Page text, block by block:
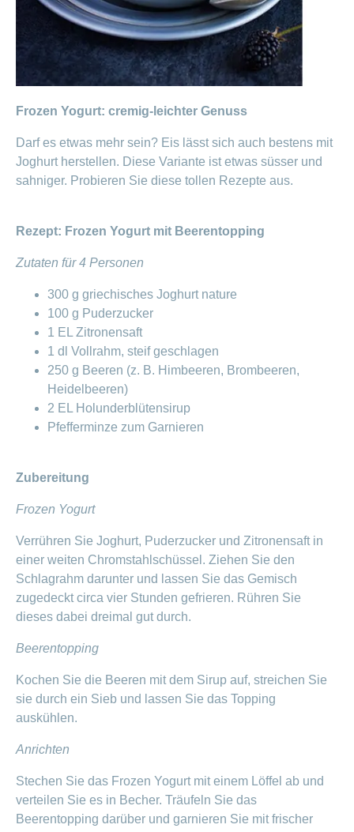
Frozen Yogurt: cremig-leichter Genuss
Darf es etwas mehr sein? Eis lässt sich auch bestens mit
Joghurt herstellen. Diese Variante ist etwas süsser und
sahniger. Probieren Sie diese tollen Rezepte aus.
Rezept: Frozen Yogurt mit Beerentopping
Zutaten für 4 Personen
300 g griechisches Joghurt nature
100 g Puderzucker
1 EL Zitronensaft
1 dl Vollrahm, steif geschlagen
250 g Beeren (z. B. Himbeeren, Brombeeren,
Heidelbeeren)
2 EL Holunderblütensirup
Pfefferminze zum Garnieren
Zubereitung
Frozen Yogurt
Verrühren Sie Joghurt, Puderzucker und Zitronensaft in
einer weiten Chromstahlschüssel. Ziehen Sie den
Schlagrahm darunter und lassen Sie das Gemisch
zugedeckt circa vier Stunden gefrieren. Rühren Sie
dieses dabei dreimal gut durch.
Beerentopping
Kochen Sie die Beeren mit dem Sirup auf, streichen Sie
sie durch ein Sieb und lassen Sie das Topping
auskühlen.
Anrichten
Stechen Sie das Frozen Yogurt mit einem Löffel ab und
verteilen Sie es in Becher. Träufeln Sie das
Beerentopping darüber und garnieren Sie mit frischer